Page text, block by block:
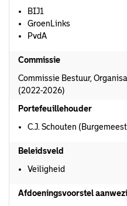
BIJ1
GroenLinks
PvdA
Commissie
Commissie Bestuur,
(2022-2026)
Portefeuillehouder
C.J. Schouten
Beleidsveld
Veiligheid
Afdoeningsvoorstel